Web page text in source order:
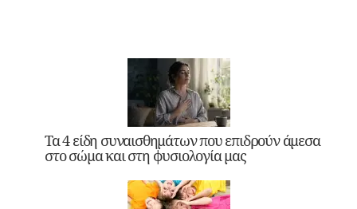
Τα 4 είδη συναισθημάτων που επιδρούν άμεσα
στο σώμα και στη φυσιολογία μας